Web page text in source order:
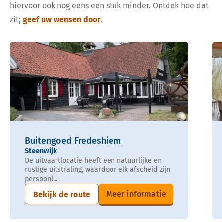
hiervoor ook nog eens een stuk minder. Ontdek hoe dat
zit; geef uw wensen door.
Buitengoed Fredeshiem
Steenwijk
De uitvaartlocatie heeft een natuurlijke en
rustige uitstraling, waardoor elk afscheid zijn
persoonl...
Bekijk de route Meer informatie